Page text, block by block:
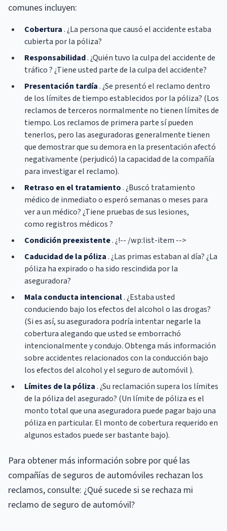
comunes incluyen:
Cobertura. ¿La persona que causó el accidente estaba
cubierta por la póliza?
Responsabilidad. ¿Quién tuvo la culpa del accidente de
tráfico ? ¿Tiene usted parte de la culpa del accidente?
Presentación tardía. ¿Se presentó el reclamo dentro
de los límites de tiempo establecidos por la póliza? (Los
reclamos de terceros normalmente no tienen límites de
tiempo. Los reclamos de primera parte sí pueden
tenerlos, pero las aseguradoras generalmente tienen
que demostrar que su demora en la presentación afectó
negativamente (perjudicó) la capacidad de la compañía
para investigar el reclamo).
Retraso en el tratamiento. ¿Buscó tratamiento
médico de inmediato o esperó semanas o meses para
ver a un médico? ¿Tiene pruebas de sus lesiones,
como registros médicos ?
Condición preexistente. ¿!-- /wp:list-item -->
Caducidad de la póliza. ¿Las primas estaban al día? ¿La
póliza ha expirado o ha sido rescindida por la
aseguradora?
Mala conducta intencional. ¿Estaba usted
conduciendo bajo los efectos del alcohol o las drogas?
(Si es así, su aseguradora podría intentar negarle la
cobertura alegando que usted se emborrachó
intencionalmente y condujo. Obtenga más información
sobre accidentes relacionados con la conducción bajo
los efectos del alcohol y el seguro de automóvil ).
Límites de la póliza. ¿Su reclamación supera los límites
de la póliza del asegurado? (Un límite de póliza es el
monto total que una aseguradora puede pagar bajo una
póliza en particular. El monto de cobertura requerido en
algunos estados puede ser bastante bajo).
Para obtener más información sobre por qué las
compañías de seguros de automóviles rechazan los
reclamos, consulte: ¿Qué sucede si se rechaza mi
reclamo de seguro de automóvil?